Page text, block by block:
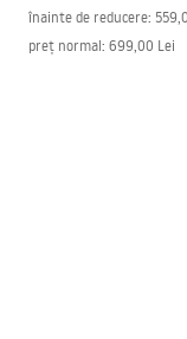
înainte de reducere:
preț normal: 699,00 Lei